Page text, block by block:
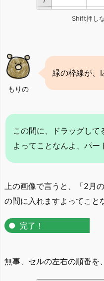
Shift押し
もりの
緑の枠線が、
この間に、ドラッグして
よってことなんよ、パー
上の画像で言うと、「2月
の間に入れますよってこと
完了！
無事、セルの左右の順番を